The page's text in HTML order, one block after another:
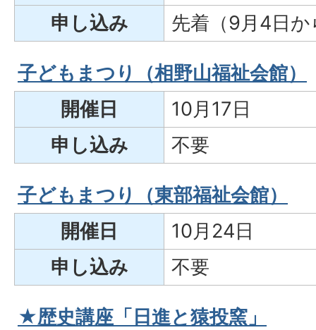
申し込み
先着（9月4日か
子どもまつり（相野山福祉会館）
開催日
10月17日
申し込み
不要
子どもまつり（東部福祉会館）
開催日
10月24日
申し込み
不要
★歴史講座「日進と猿投窯」